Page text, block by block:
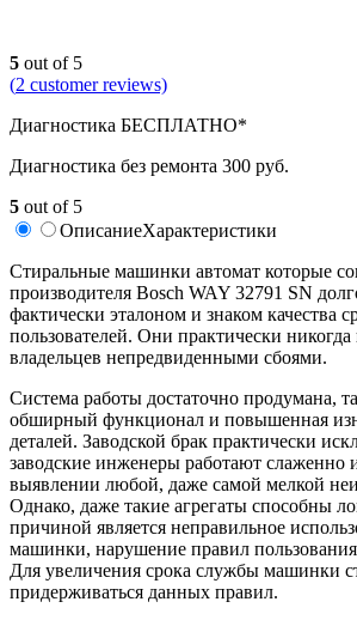
5 out of 5
(2 customer reviews)
Диагностика БЕСПЛАТНО*
Диагностика без ремонта 300 руб.
5 out of 5
ОписаниеХарактеристики
Стиральные машинки автомат которые
производителя Bosch WAY 32791 SN
фактически эталоном и знаком качества
пользователей. Они практически
владельцев непредвиденными сбоями.
Система работы достаточно продумана,
обширный функционал и повышенная
деталей. Заводской брак практически
заводские инженеры работают слаженно
выявлении любой, даже самой мелкой
Однако, даже такие агрегаты способны
причиной является неправильное
машинки, нарушение правил
Для увеличения срока службы машинки
придерживаться данных правил.